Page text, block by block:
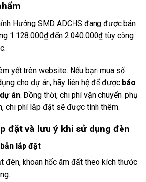
Hướng SMD ADCHS đang được bán
1.128.000₫ đến 2.040.000₫ tùy công
yết trên website. Nếu bạn mua số
cho dự án, hãy liên hệ để được báo
án. Đồng thời, chi phí vận chuyển, phụ
chi phí lắp đặt sẽ được tính thêm.
đặt và lưu ý khi sử dụng đèn
lắp đặt
đèn, khoan hốc âm đất theo kích thước